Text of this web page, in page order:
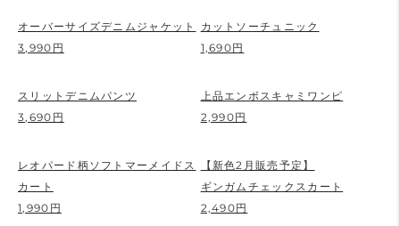
オーバーサイズデニムジャケット
3,990円
カットソーチュニック
1,690円
スリットデニムパンツ
3,690円
上品エンボスキャミワンピ
2,990円
レオパード柄ソフトマーメイドス
カート
1,990円
【新色2月販売予定】
ギンガムチェックスカート
2,490円